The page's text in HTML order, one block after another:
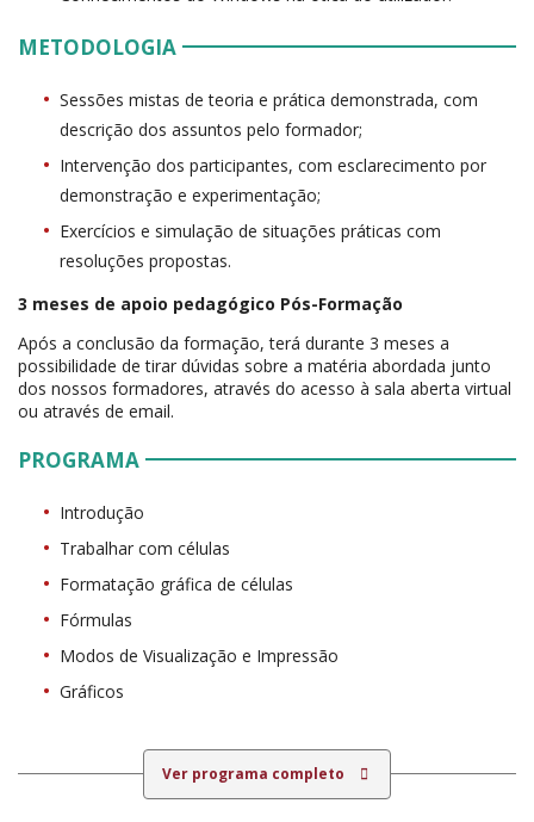
METODOLOGIA
Sessões mistas de teoria e prática demonstrada, com
descrição dos assuntos pelo formador;
Intervenção dos participantes, com esclarecimento por
demonstração e experimentação;
Exercícios e simulação de situações práticas com
resoluções propostas.
3 meses de apoio pedagógico Pós-Formação
Após a conclusão da formação, terá durante 3 meses a
possibilidade de tirar dúvidas sobre a matéria abordada junto
dos nossos formadores, através do acesso à sala aberta virtual
ou através de email.
PROGRAMA
Introdução
Trabalhar com células
Formatação gráfica de células
Fórmulas
Modos de Visualização e Impressão
Gráficos
Ver programa completo